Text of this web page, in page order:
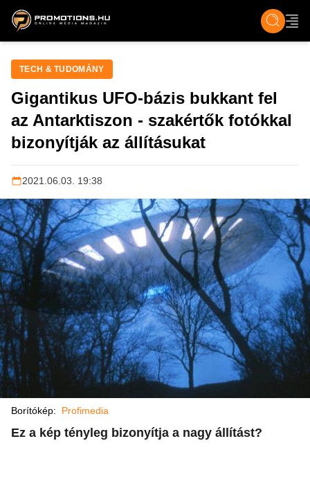
ZENE, FILM & KULT ÉLET TECH &
TECH & TUDOMÁNY
Gigantikus UFO-bázis bukkant fel
az Antarktiszon - szakértők fotókkal
bizonyítják az állításukat
2021.06.03. 19:38
Borítókép: Profimedia
Ez a kép tényleg bizonyítja a nagy állítást?